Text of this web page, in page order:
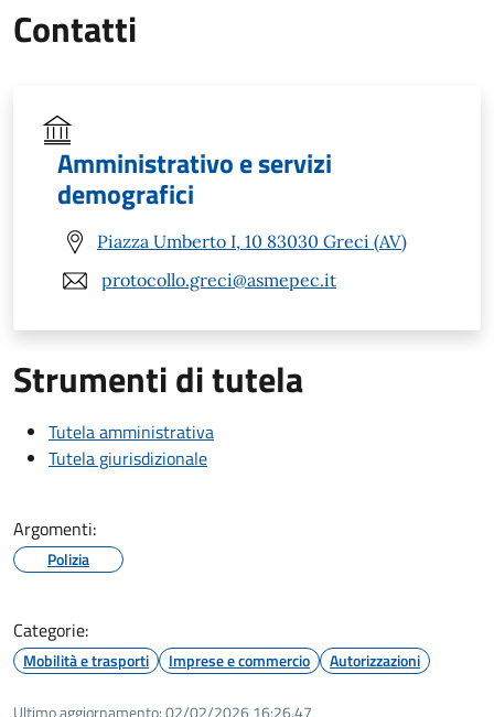
Contatti
Amministrativo e servizi
demografici
Piazza Umberto I, 10 83030 Greci (AV)
protocollo.greci@asmepec.it
Strumenti di tutela
Tutela amministrativa
Tutela giurisdizionale
Argomenti:
Polizia
Categorie:
Mobilità e trasporti Imprese e commercio Autorizzazioni
Ultimo aggiornamento:02/02/2026 16:26.47